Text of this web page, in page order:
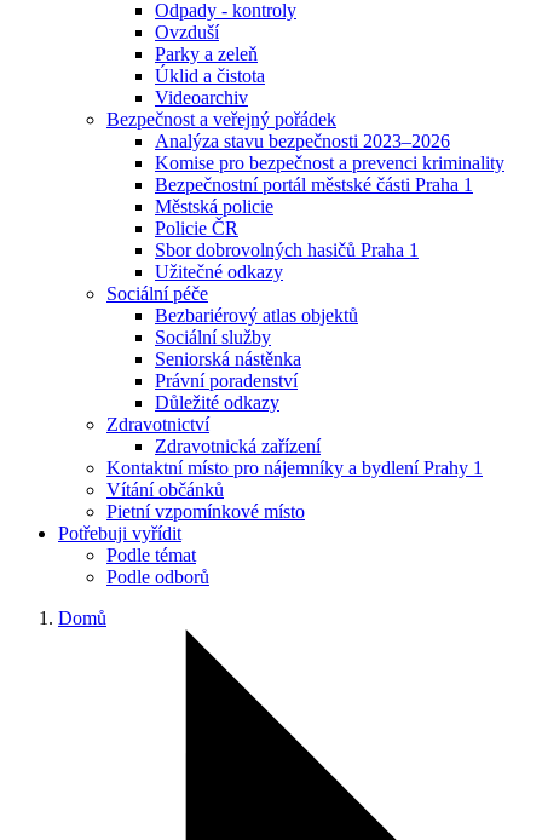
Odpady - kontroly
Ovzduší
Parky a zeleň
Úklid a čistota
Videoarchiv
Bezpečnost a veřejný pořádek
Analýza stavu bezpečnosti 2023–2026
Komise pro bezpečnost a prevenci kriminality
Bezpečnostní portál městské části Praha 1
Městská policie
Policie ČR
Sbor dobrovolných hasičů Praha 1
Užitečné odkazy
Sociální péče
Bezbariérový atlas objektů
Sociální služby
Seniorská nástěnka
Právní poradenství
Důležité odkazy
Zdravotnictví
Zdravotnická zařízení
Kontaktní místo pro nájemníky a bydlení Prahy 1
Vítání občánků
Pietní vzpomínkové místo
Potřebuji vyřídit
Podle témat
Podle odborů
Domů